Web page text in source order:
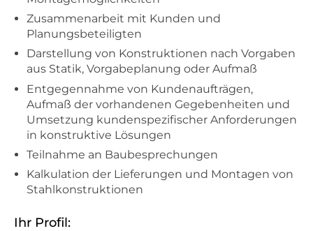
Zusammenarbeit mit Kunden und
Planungsbeteiligten
Darstellung von Konstruktionen nach Vorgaben
aus Statik, Vorgabeplanung oder Aufmaß
Entgegennahme von Kundenaufträgen,
Aufmaß der vorhandenen Gegebenheiten und
Umsetzung kundenspezifischer Anforderungen
in konstruktive Lösungen
Teilnahme an Baubesprechungen
Kalkulation der Lieferungen und Montagen von
Stahlkonstruktionen
Ihr Profil: